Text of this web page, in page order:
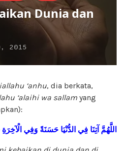
Dunia dan
2015
‘anhu, dia berkata,
‘alaihi wa sallam yang
اللَّهُمَّ آتِنَا فِي الدُّنْيَا حَسَنَةً وَفِي الْآخِرَةِ